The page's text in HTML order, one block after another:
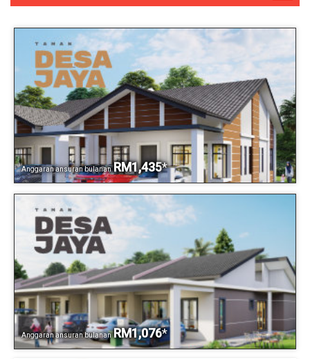
Anggaran ansuran bulanan RM1,435*
Anggaran ansuran bulanan RM1,076*